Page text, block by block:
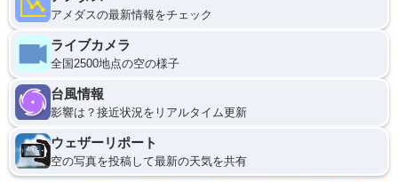
アメダスの最新情報をチェック
ライブカメラ
全国2500地点の空の様子
台風情報
影響は？接近状況をリアルタイム更新
ウェザーリポート
空の写真を投稿して最新の天気を共有